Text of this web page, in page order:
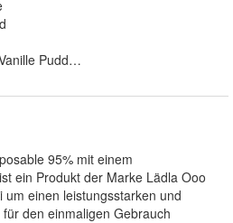
95% mit einem
ein Produkt der Marke Lädla Ooo
einen leistungsstarken und
den einmaligen Gebrauch